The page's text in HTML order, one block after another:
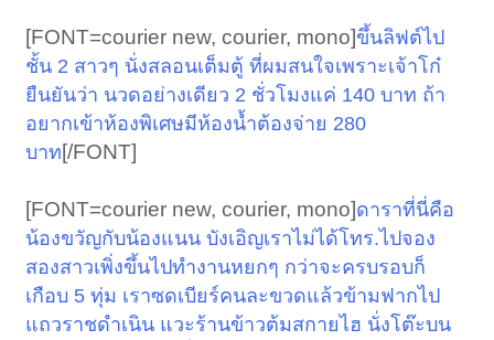
[FONT=courier new, courier, mono]ขึ้นลิฟต์ไป
ชั้น 2 สาวๆ นั่งสลอนเต็มตู้ ที่ผมสนใจเพราะเจ้าโก๋
ยืนยันว่า นวดอย่างเดียว 2 ชั่วโมงแค่ 140 บาท ถ้า
อยากเข้าห้องพิเศษมีห้องน้ำต้องจ่าย 280
บาท [/FONT]​
[FONT=courier new, courier, mono]ดาราที่นี่คือ
น้องขวัญกับน้องแนน บังเอิญเราไม่ได้โทร.ไปจอง
สองสาวเพิ่งขึ้นไปทำงานหยกๆ กว่าจะครบรอบก็
เกือบ 5 ทุ่ม เราซดเบียร์คนละขวดแล้วข้ามฟากไป
แถวราชดำเนิน แวะร้านข้าวต้มสกายไฮ นั่งโต๊ะบน